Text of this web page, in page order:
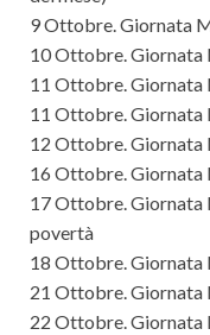
9 Ottobre. Giornata
10 Ottobre. Giornata
11 Ottobre. Giornata
11 Ottobre. Giornata
12 Ottobre. Giornata
16 Ottobre. Giornata
17 Ottobre. Giornata
povertà
18 Ottobre. Giornata
21 Ottobre. Giornata
22 Ottobre. Giornata